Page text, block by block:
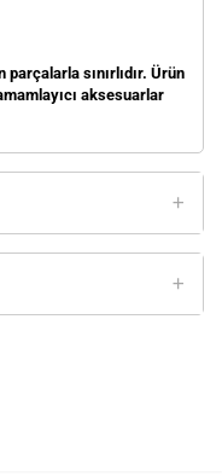
sınırlıdır. Ürün
aksesuarlar